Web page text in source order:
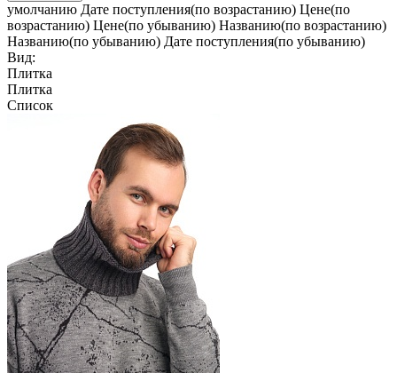
умолчанию Дате поступления(по возрастанию) Цене(по
возрастанию) Цене(по убыванию) Названию(по возрастанию)
Названию(по убыванию) Дате поступления(по убыванию)
Вид:
Плитка
Плитка
Список